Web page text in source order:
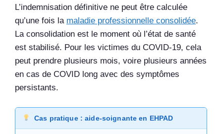
L’indemnisation définitive ne peut être calculée
qu’une fois la maladie professionnelle consolidée.
La consolidation est le moment où l’état de santé
est stabilisé. Pour les victimes du COVID-19, cela
peut prendre plusieurs mois, voire plusieurs années
en cas de COVID long avec des symptômes
persistants.
Cas pratique : aide-soignante en EHPAD